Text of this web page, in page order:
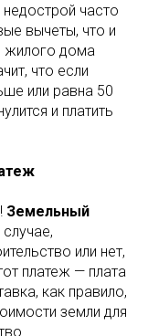
недострой часто
вычеты, что и
жилого дома
что если
или равна 50
и платить
Земельный
или нет,
платеж — плата
как правило,
земли для